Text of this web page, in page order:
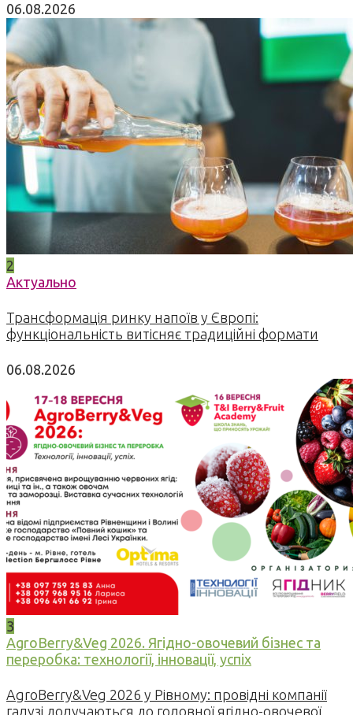
06.08.2026
2
Актуально
Трансформація ринку напоїв у Європі:
функціональність витісняє традиційні формати
06.08.2026
3
AgroBerry&Veg 2026. Ягідно-овочевий бізнес та
переробка: технології, інновації, успіх
AgroBerry&Veg 2026 у Рівному: провідні компанії
галузі долучаються до головної ягідно-овочевої